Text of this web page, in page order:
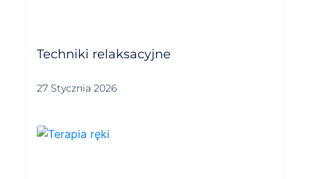
Techniki relaksacyjne
27 Stycznia 2026